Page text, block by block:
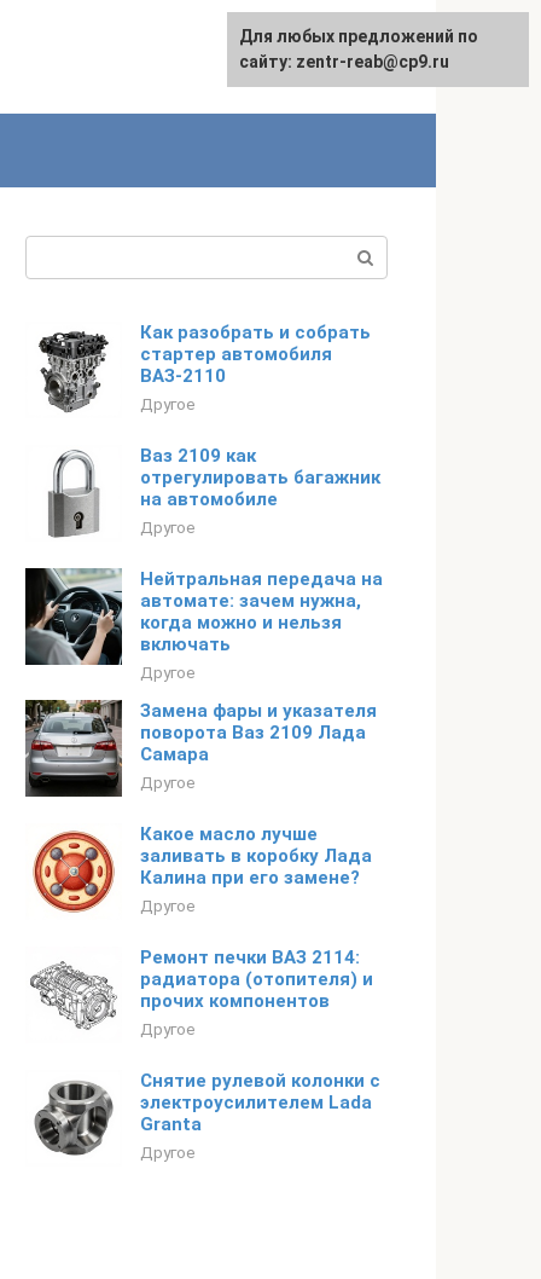
Как разобрать и собрать
стартер автомобиля
ВАЗ-2110
Другое
Ваз 2109 как
отрегулировать багажник
на автомобиле
Другое
Нейтральная передача на
автомате: зачем нужна,
когда можно и нельзя
включать
Другое
Замена фары и указателя
поворота Ваз 2109 Лада
Самара
Другое
Какое масло лучше
заливать в коробку Лада
Калина при его замене?
Другое
Ремонт печки ВАЗ 2114:
радиатора (отопителя) и
прочих компонентов
Другое
Снятие рулевой колонки с
электроусилителем Lada
Granta
Другое
Для любых предложений по
сайту: zentr-reab@cp9.ru